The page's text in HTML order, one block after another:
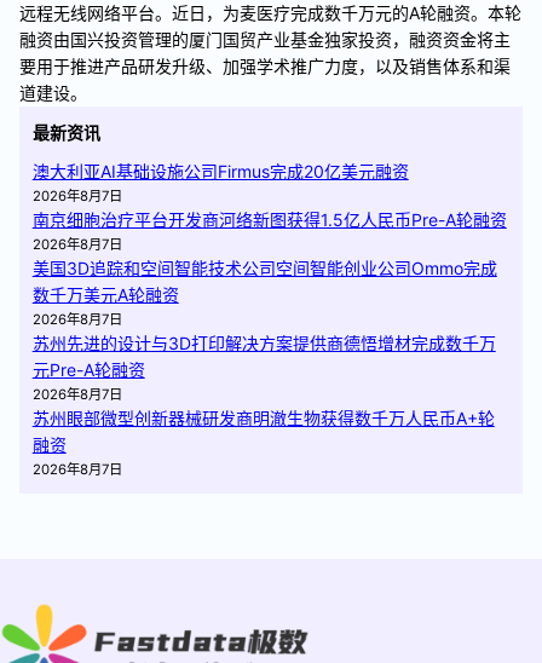
远程无线网络平台。近日，为麦医疗完成数千万元的A轮融资。本轮
融资由国兴投资管理的厦门国贸产业基金独家投资，融资资金将主
要用于推进产品研发升级、加强学术推广力度，以及销售体系和渠
道建设。
最新资讯
澳大利亚AI基础设施公司Firmus完成20亿美元融资
2026年8月7日
南京细胞治疗平台开发商河络新图获得1.5亿人民币Pre-A轮融资
2026年8月7日
美国3D追踪和空间智能技术公司空间智能创业公司Ommo完成
数千万美元A轮融资
2026年8月7日
苏州先进的设计与3D打印解决方案提供商德悟增材完成数千万
元Pre-A轮融资
2026年8月7日
苏州眼部微型创新器械研发商明澈生物获得数千万人民币A+轮
融资
2026年8月7日